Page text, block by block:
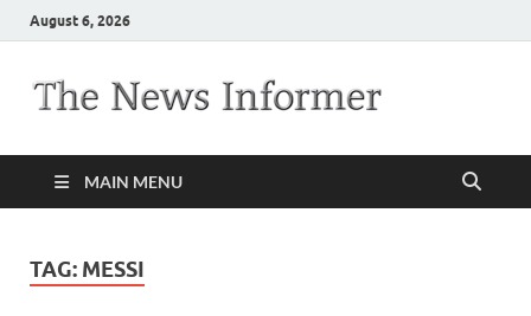
August 6, 2026
MAIN MENU
TAG: MESSI